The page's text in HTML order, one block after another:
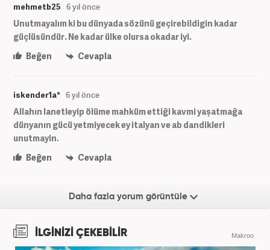
mehmetb25 6 yıl önce
Unutmayalım ki bu dünyada sözünü geçirebildigin kadar
güçlüsündür. Ne kadar ülke olursa okadar iyi.
Beğen
Cevapla
iskender1a* 6 yıl önce
Allahın lanetleyip ölüme mahküm ettiği kavmi yaşatmağa
dünyanın gücü yetmiyecek ey italyan ve ab dandikleri
unutmayin.
Beğen
Cevapla
Daha fazla yorum görüntüle
İLGİNİZİ ÇEKEBİLİR Makroo